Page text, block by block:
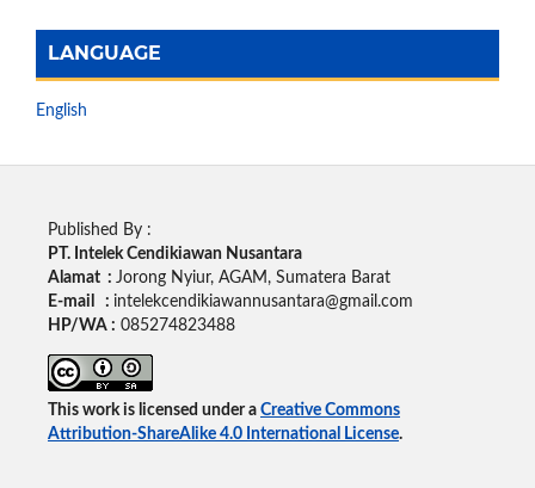
LANGUAGE
English
Published By :
PT. Intelek Cendikiawan Nusantara
Alamat : Jorong Nyiur, AGAM, Sumatera Barat
E-mail : intelekcendikiawannusantara@gmail.com
HP/WA : 085274823488
This work is licensed under a Creative Commons
Attribution-ShareAlike 4.0 International License.